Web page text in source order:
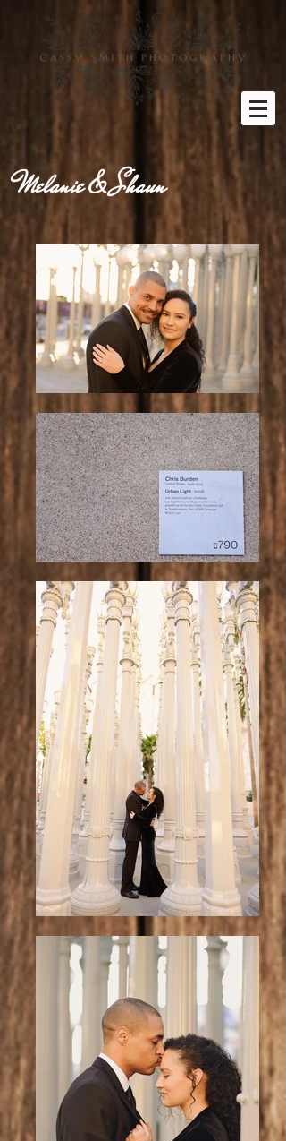
Melanie & Shaun